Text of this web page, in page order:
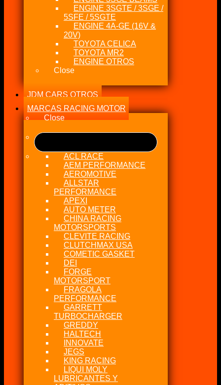
ENGINE 3SGTE / 3SGE /
5SFE / 5SGTE
ENGINE 4A-GE (16V &
20V)
TOYOTA CELICA
TOYOTA MR2
ENGINE OTROS
Close
JDM CARS OTROS
MARCAS RACING MOTOR
Close
ACL RACE
AEM PERFORMANCE
AEROMOTIVE
ALLSTAR
PERFORMANCE
APEXI
AUTO METER
CHINA RACING
MOTORSPORTS
CLEVITE RACING
CLUTCHMAX USA
COMETIC GASKET
DEI
FORGE
MOTORSPORT
FRAGOLA
PERFORMANCE
GARRETT
TURBOCHARGER
GREDDY
HALTECH
INNOVATE
JEGS
KING RACING
LIQUI MOLY
LUBRICANTES Y